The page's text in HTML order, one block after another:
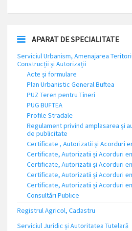
APARAT DE SPECIALITATE
Serviciul Urbanism, Amenajarea
Construcții și Autorizații
Acte și formulare
Plan Urbanistic General Buftea
PUZ Teren pentru Tineri
PUG BUFTEA
Profile Stradale
Regulament privind amplasarea și
de publicitate
Certificate , Autorizatii și Acorduri
Certificate, Autorizatii și Acorduri
Certificate, Autorizatii și Acorduri
Certificate, Autorizatii și Acorduri
Certificate, Autorizatii și Acorduri
Consultări Publice
Registrul Agricol, Cadastru
Serviciul Juridic și Autoritatea Tutelară